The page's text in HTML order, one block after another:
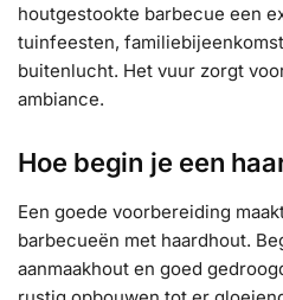
houtgestookte barbecue een
tuinfeesten,
buitenlucht. Het vuur zorgt
ambiance.
Hoe begin je een
Een goede voorbereiding
barbecueën met haardhout.
aanmaakhout en goed